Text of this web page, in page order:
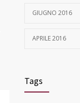
GIUGNO 2016
APRILE 2016
Tags